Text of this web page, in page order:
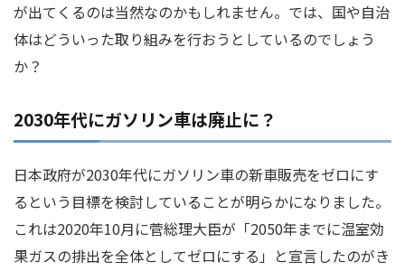
が出てくるのは当然なのかもしれません。では、国や自治
体はどういった取り組みを行おうとしているのでしょう
か？
2030年代にガソリン車は廃止に？
日本政府が2030年代にガソリン車の新車販売をゼロにす
るという目標を検討していることが明らかになりました。
これは2020年10月に菅総理大臣が「2050年までに温室効
果ガスの排出を全体としてゼロにする」と宣言したのがき